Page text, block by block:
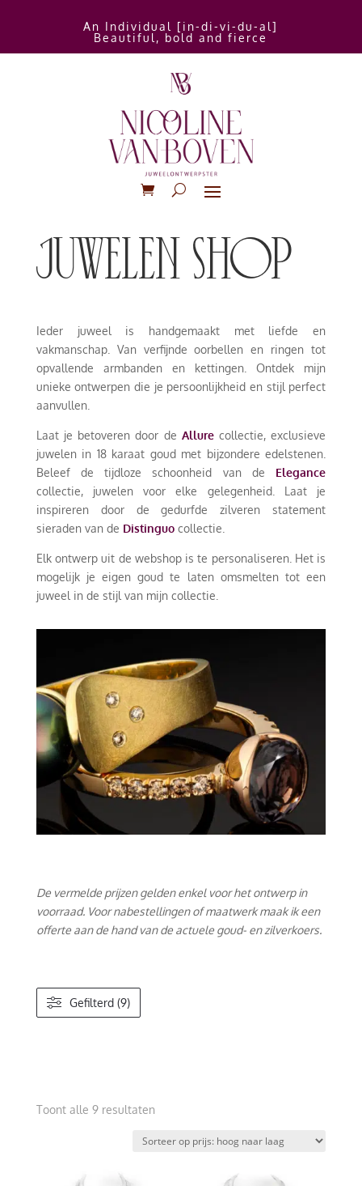
An Individual [in-di-vi-du-al]
Beautiful, bold and fierce
juwelen shop
Ieder juweel is handgemaakt met liefde en
vakmanschap. Van verfijnde oorbellen en ringen tot
opvallende armbanden en kettingen. Ontdek mijn
unieke ontwerpen die je persoonlijkheid en stijl perfect
aanvullen.
Laat je betoveren door de Allurecollectie, exclusieve
juwelen in 18 karaat goud met bijzondere edelstenen.
Beleef de tijdloze schoonheid van de Elegance
collectie, juwelen voor elke gelegenheid. Laat je
inspireren door de gedurfde zilveren statement
sieraden van de Distinguocollectie.
Elk ontwerp uit de webshop is te personaliseren. Het is
mogelijk je eigen goud te laten omsmelten tot een
juweel in de stijl van mijn collectie.
De vermelde prijzen gelden enkel voor het ontwerp in
voorraad. Voor nabestellingen of maatwerk maak ik een
offerte aan de hand van de actuele goud- en zilverkoers.
Gefilterd (9)
Toont alle 9 resultatenGesorteerd
prijs: